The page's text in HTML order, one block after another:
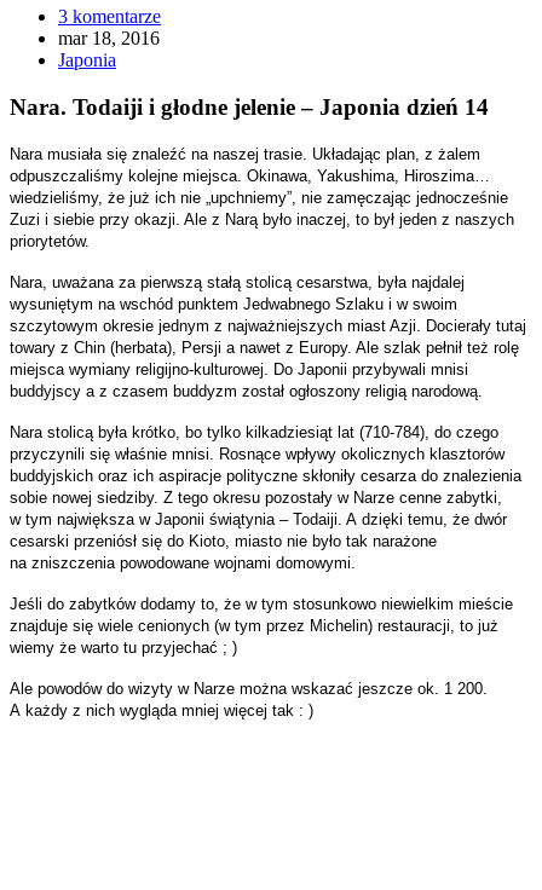
3 komentarze
mar 18, 2016
Japonia
Nara. Todaiji i głodne jelenie – Japonia dzień 14
Nara musiała się znaleźć na naszej trasie. Układając plan, z żalem
odpuszczaliśmy kolejne miejsca. Okinawa, Yakushima, Hiroszima…
wiedzieliśmy, że już ich nie „upchniemy”, nie zamęczając jednocześnie
Zuzi i siebie przy okazji. Ale z Narą było inaczej, to był jeden z naszych
priorytetów.
Nara, uważana za pierwszą stałą stolicą cesarstwa, była najdalej
wysuniętym na wschód punktem Jedwabnego Szlaku i w swoim
szczytowym okresie jednym z najważniejszych miast Azji. Docierały tutaj
towary z Chin (herbata), Persji a nawet z Europy. Ale szlak pełnił też rolę
miejsca wymiany religijno-kulturowej. Do Japonii przybywali mnisi
buddyjscy a z czasem buddyzm został ogłoszony religią narodową.
Nara stolicą była krótko, bo tylko kilkadziesiąt lat (710-784), do czego
przyczynili się właśnie mnisi. Rosnące wpływy okolicznych klasztorów
buddyjskich oraz ich aspiracje polityczne skłoniły cesarza do znalezienia
sobie nowej siedziby. Z tego okresu pozostały w Narze cenne zabytki,
w tym największa w Japonii świątynia – Todaiji. A dzięki temu, że dwór
cesarski przeniósł się do Kioto, miasto nie było tak narażone
na zniszczenia powodowane wojnami domowymi.
Jeśli do zabytków dodamy to, że w tym stosunkowo niewielkim mieście
znajduje się wiele cenionych (w tym przez Michelin) restauracji, to już
wiemy że warto tu przyjechać ; )
Ale powodów do wizyty w Narze można wskazać jeszcze ok. 1 200.
A każdy z nich wygląda mniej więcej tak : )